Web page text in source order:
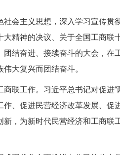
主义思想，深入学习宣传贯
精神的决议、关于全国工商联
结奋进、接续奋斗的大会，
大复兴而团结奋斗。
工作。习近平总书记对促进“
、促进民营经济改革发展、促
，为新时代民营经济和工商联